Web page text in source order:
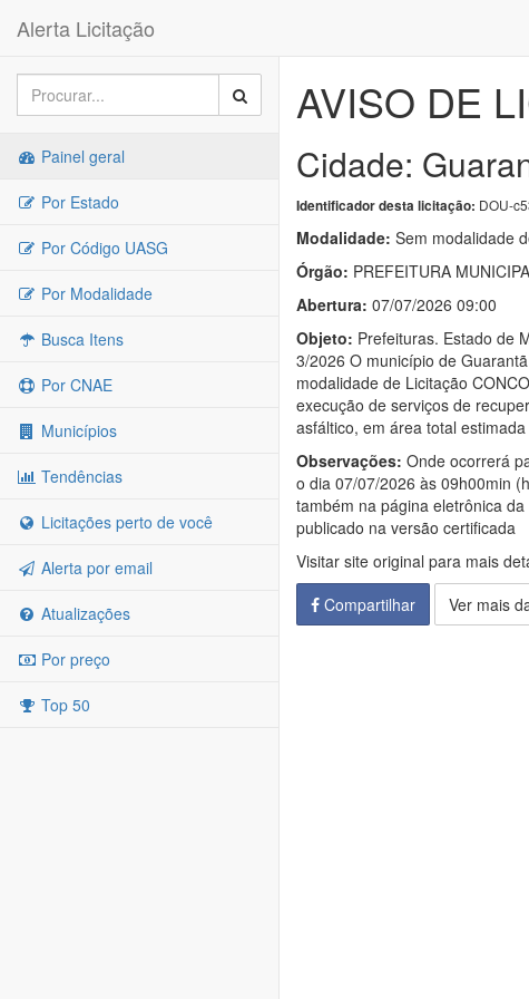
Alerta Licitação
Painel geral
Por Estado
Por Código UASG
Por Modalidade
Busca Itens
Por CNAE
Municípios
Tendências
Licitações perto de você
Alerta por email
Atualizações
Por preço
Top 50
AVISO DE
Cidade:
Identificador desta licitação: DOU-
Modalidade: Sem modalidade
Órgão: PREFEITURA
Abertura: 07/07/2026 09:00
Objeto: Prefeituras. Estado de
3/2026 O município de
modalidade de Licitação
execução de serviços de
asfáltico, em área total
Observações: Onde ocorrerá
o dia 07/07/2026 às 09h00min
também na página eletrônica
publicado na versão certificada
Visitar site original para mais
Compartilhar
Ver mais